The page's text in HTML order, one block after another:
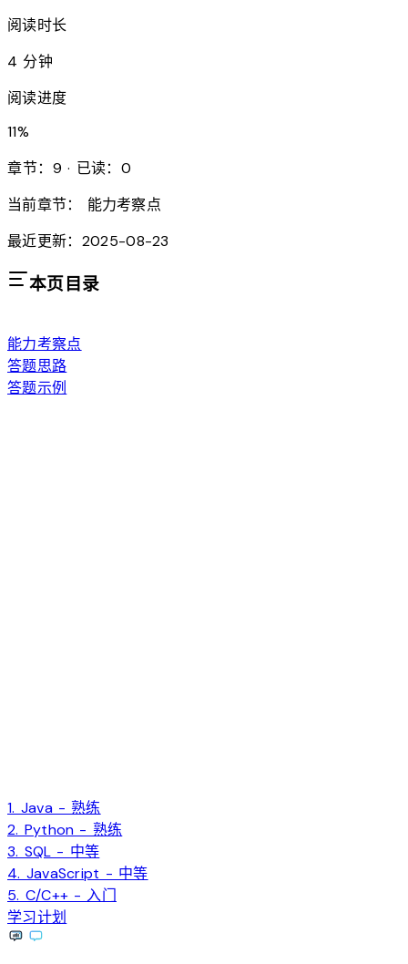
阅读时长
4 分钟
阅读进度
11%
章节：9 · 已读：0
当前章节：
能力考察点
最近更新：2025-08-23
本页目录
能力考察点
答题思路
答题示例
1. Java - 熟练
2. Python - 熟练
3. SQL - 中等
4. JavaScript - 中等
5. C/C++ - 入门
学习计划